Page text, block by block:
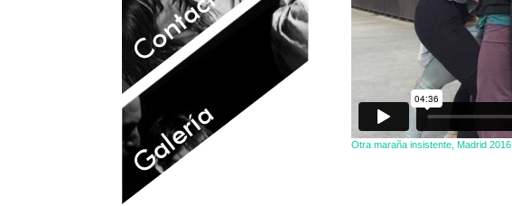
Otra maraña insistente, Madrid 2016